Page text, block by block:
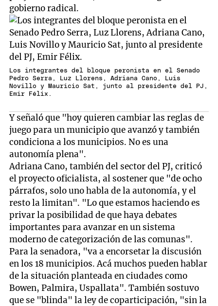
gobierno radical.
Los integrantes del bloque peronista en el Senado
Pedro Serra, Luz Llorens, Adriana Cano, Luis
Novillo y Mauricio Sat, junto al presidente del PJ,
Emir Félix.
Y señaló que "hoy quieren cambiar las reglas de
juego para un municipio que avanzó y también
condiciona a los municipios. No es una
autonomía plena".
Adriana Cano, también del sector del PJ, criticó
el proyecto oficialista, al sostener que "de ocho
párrafos, solo uno habla de la autonomía, y el
resto la limitan". "Lo que estamos haciendo es
privar la posibilidad de que haya debates
importantes para avanzar en un sistema
moderno de categorización de las comunas".
Para la senadora, "va a encorsetar la discusión
en los 18 municipios. Acá muchos pueden hablar
de la situación planteada en ciudades como
Bowen, Palmira, Uspallata". También sostuvo
que se "blinda" la ley de coparticipación, "sin la